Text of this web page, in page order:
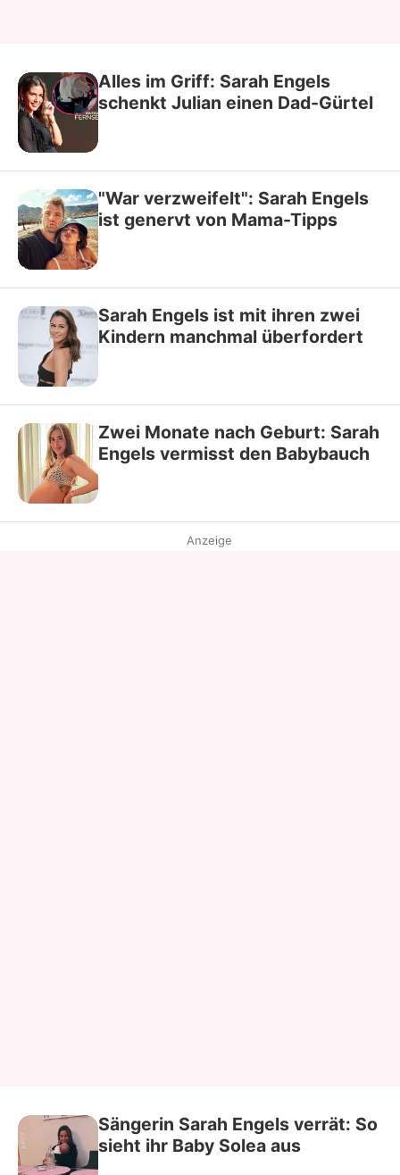
Alles im Griff: Sarah Engels
schenkt Julian einen Dad-Gürtel
"War verzweifelt": Sarah Engels
ist genervt von Mama-Tipps
Sarah Engels ist mit ihren zwei
Kindern manchmal überfordert
Zwei Monate nach Geburt: Sarah
Engels vermisst den Babybauch
Anzeige
Sängerin Sarah Engels verrät: So
sieht ihr Baby Solea aus